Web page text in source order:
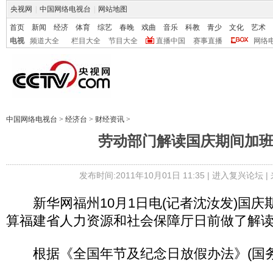
央视网 中国网络电视台 网站地图
首页 新闻 经济 体育 综艺 春晚 戏曲 音乐 科教 青少 文化
艺术
电视
频道大全 栏目大全 节目大全 直播中国 赛事直播 网络
中国网络电视台 > 经济台 > 财经资讯 >
劳动部门解读国庆期间加
发布时间:2011年10月01日 11:35 | 进入复兴论坛|
新华网福州10月1日电(记者沈汝发)国庆
算福建省人力资源和社会保障厅日前做了解
根据《全国年节及纪念日放假办法》(国